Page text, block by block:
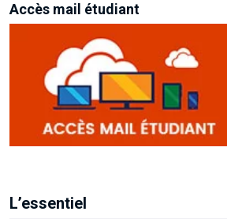
Accès mail étudiant
L’essentiel